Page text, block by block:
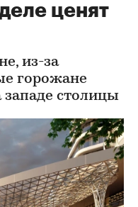
ценят
из-за
горожане
столицы